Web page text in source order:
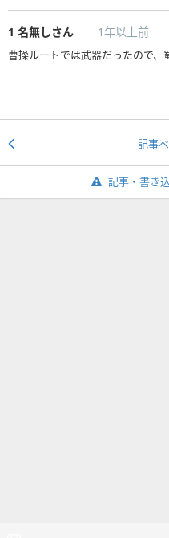
1 名無しさん 1年以上前
曹操ルートでは武器だったので、
記事
記事・書き